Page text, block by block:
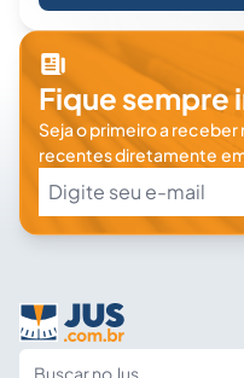
Fique
Seja o primeiro a receber
recentes diretamente